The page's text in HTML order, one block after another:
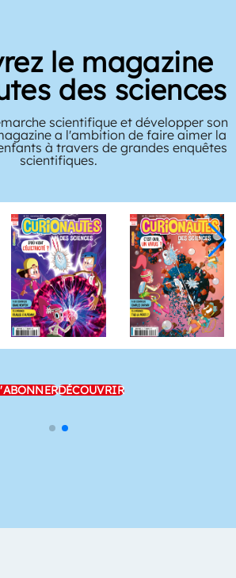
le magazine
des sciences
scientifique et développer son
a l'ambition de faire aimer la
à travers de grandes enquêtes
scientifiques.
DÉCOUVRIR